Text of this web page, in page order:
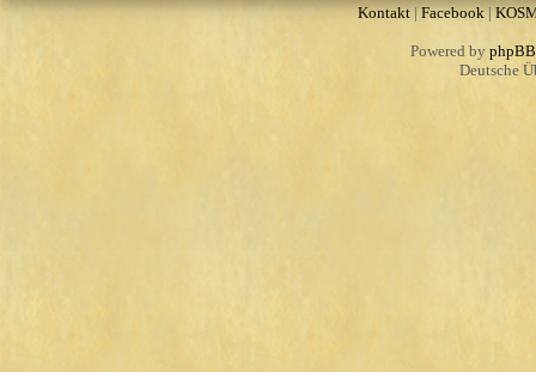
Kontakt| Facebook|
Powered by phpBB
Deutsche